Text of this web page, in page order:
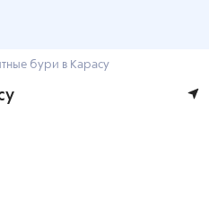
бури в Карасу